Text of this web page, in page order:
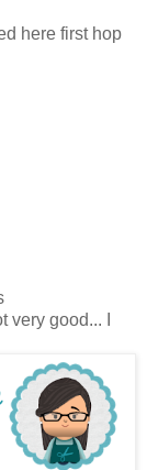
here first hop
good... I